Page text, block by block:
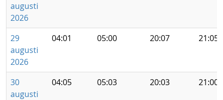
augusti
2026
29
augusti
2026
04:01 05:00 20:07 21:05
30
augusti
04:05 05:03 20:03 21:00